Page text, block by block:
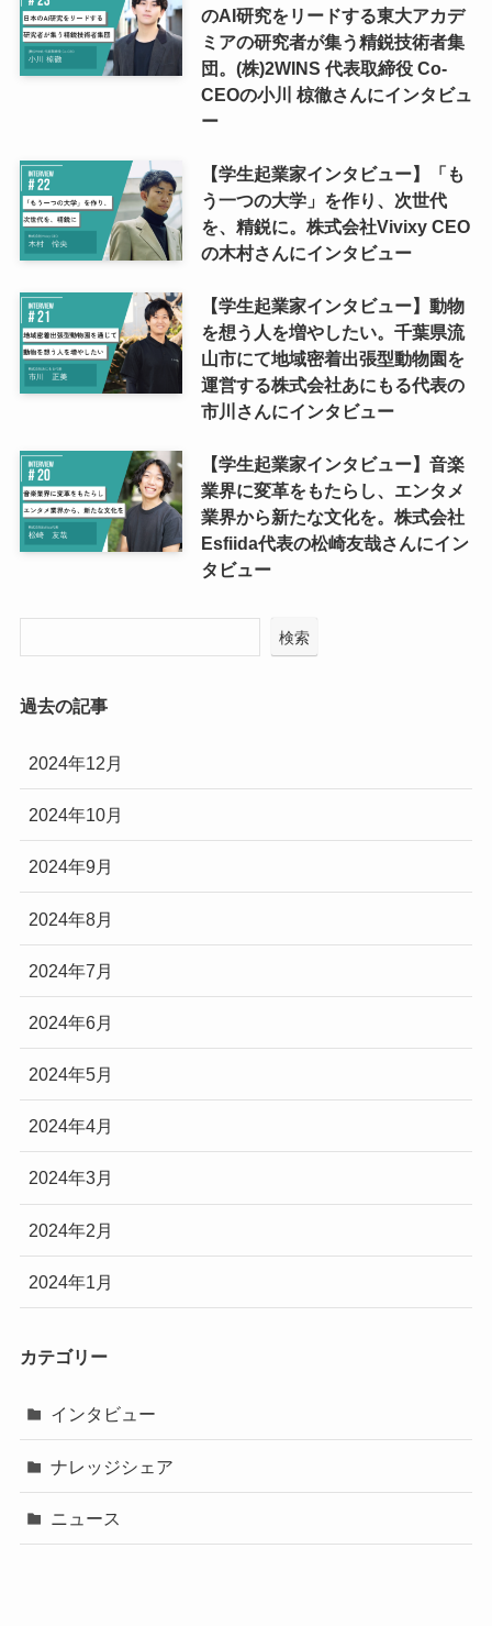
のAI研究をリードする東大アカデ
ミアの研究者が集う精鋭技術者集
団。(株)2WINS 代表取締役 Co-
CEOの小川 椋徹さんにインタビュ
ー
【学生起業家インタビュー】「も
う一つの大学」を作り、次世代
を、精鋭に。株式会社Vivixy CEO
の木村さんにインタビュー
【学生起業家インタビュー】動物
を想う人を増やしたい。千葉県流
山市にて地域密着出張型動物園を
運営する株式会社あにもる代表の
市川さんにインタビュー
【学生起業家インタビュー】音楽
業界に変革をもたらし、エンタメ
業界から新たな文化を。株式会社
Esfiida代表の松崎友哉さんにイン
タビュー
検索
過去の記事
2024年12月
2024年10月
2024年9月
2024年8月
2024年7月
2024年6月
2024年5月
2024年4月
2024年3月
2024年2月
2024年1月
カテゴリー
インタビュー
ナレッジシェア
ニュース